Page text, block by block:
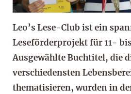
Leo’s Lese-Club ist ein
Leseförderprojekt für 11-
Ausgewählte Buchtitel, die
verschiedensten
thematisieren, wurden in